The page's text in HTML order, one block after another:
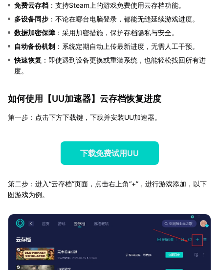
免费云存档 ：支持Steam上的游戏免费使用云存档功能。
多设备同步 ：不论在哪台电脑登录，都能无缝延续游戏进度。
数据加密保障 ：采用加密措施，保护存档隐私与安全。
自动备份机制 ：系统定期自动上传最新进度，无需人工干预。
快速恢复 ：即使遇到设备更换或重装系统，也能轻松找回所有进
度。
如何使用【UU加速器】云存档恢复进度
第一步：点击下方下载键，下载并安装UU加速器。
下载免费试用UU
第二步：进入“云存档”页面，点击右上角“+”，进行游戏添加，以下
图游戏为例。